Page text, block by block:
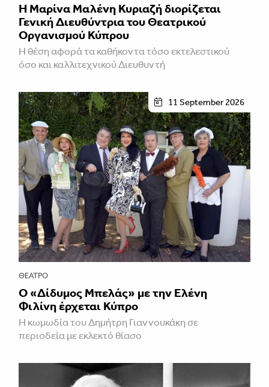
Η Μαρίνα Μαλένη Κυριαζή διορίζεται
Γενική Διευθύντρια του Θεατρικού
Οργανισμού Κύπρου
Η θέση αφορά τα καθήκοντα τόσο εκτελεστικού
όσο και καλλιτεχνικού Διευθυντή
11 September 2026
ΘΈΑΤΡΟ
Ο «Δίδυμος Μπελάς» με την Ελένη
Φιλίνη έρχεται Κύπρο
Η κωμωδία του Δημήτρη Γιαννουκάκη σε
περιοδεία με εκλεκτό θίασο